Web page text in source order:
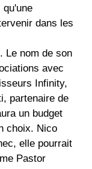
qu'une
dans les
Le nom de son
avec
Infinity,
partenaire de
un budget
choix. Nico
elle pourrait
Pastor